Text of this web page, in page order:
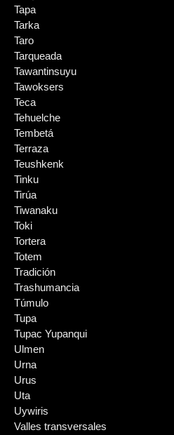
Tapa
Tarka
Taro
Tarqueada
Tawantinsuyu
Tawoksers
Teca
Tehuelche
Tembetá
Terraza
Teushkenk
Tinku
Tirúa
Tiwanaku
Toki
Tortera
Totem
Tradición
Trashumancia
Túmulo
Tupa
Tupac Yupanqui
Ulmen
Urna
Urus
Uta
Uywiris
Valles transversales